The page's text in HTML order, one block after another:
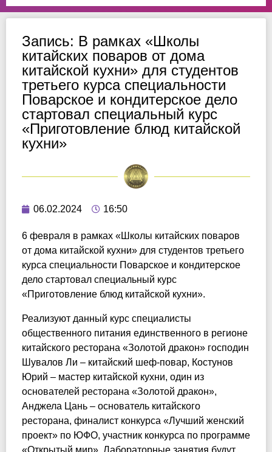
Запись: В рамках «Школы
китайских поваров от дома
китайской кухни» для студентов
третьего курса специальности
Поварское и кондитерское дело
стартовал специальный курс
«Приготовление блюд китайской
кухни»
06.02.2024 16:50
6 февраля в рамках «Школы китайских поваров
от дома китайской кухни» для студентов третьего
курса специальности Поварское и кондитерское
дело стартовал специальный курс
«Приготовление блюд китайской кухни».
Реализуют данный курс специалисты
общественного питания единственного в регионе
китайского ресторана «Золотой дракон» господин
Шувалов Ли – китайский шеф-повар, Костунов
Юрий – мастер китайской кухни, один из
основателей ресторана «Золотой дракон»,
Анджела Цань – основатель китайского
ресторана, финалист конкурса «Лучший женский
проект» по ЮФО, участник конкурса по программе
«Открытый мир». Лабораторные занятия будут